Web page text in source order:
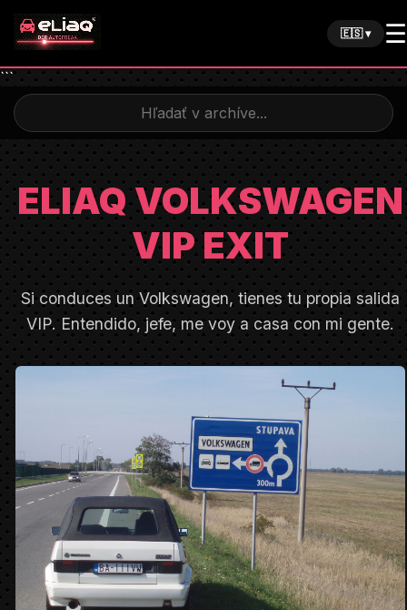
```
🇪🇸 ▾ ☰
ELIAQ VOLKSWAGEN
VIP EXIT
Si conduces un Volkswagen, tienes tu propia salida
VIP. Entendido, jefe, me voy a casa con mi gente.